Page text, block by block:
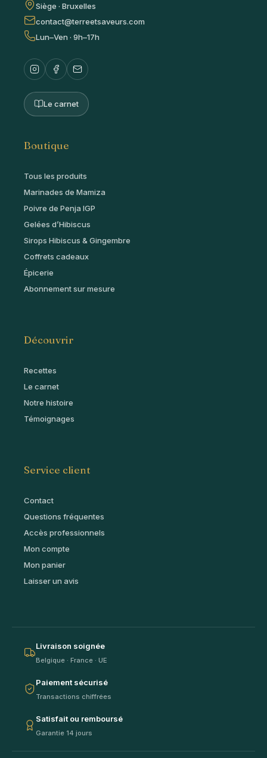
Siège · Bruxelles
contact@terreetsaveurs.com
Lun–Ven · 9h–17h
Le carnet
Boutique
Tous les produits
Marinades de Mamiza
Poivre de Penja IGP
Gelées d’Hibiscus
Sirops Hibiscus & Gingembre
Coffrets cadeaux
Épicerie
Abonnement sur mesure
Découvrir
Recettes
Le carnet
Notre histoire
Témoignages
Service client
Contact
Questions fréquentes
Accès professionnels
Mon compte
Mon panier
Laisser un avis
Livraison soignée
Belgique · France · UE
Paiement sécurisé
Transactions chiffrées
Satisfait ou remboursé
Garantie 14 jours